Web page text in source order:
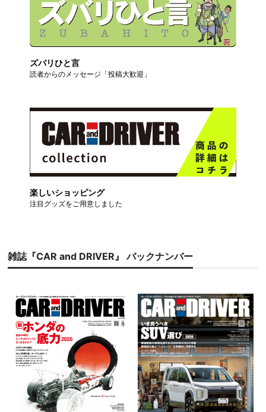
ズバリひと言
読者からのメッセージ「投稿大歓迎」
楽しいショッピング
注目グッズをご用意しました
雑誌『CAR and DRIVER』 バックナンバー